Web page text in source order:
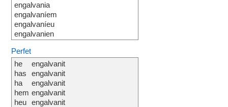
engalvania
engalvaníem
engalvaníeu
engalvanien
Perfet
he
has
ha
hem
heu
engalvanit
engalvanit
engalvanit
engalvanit
engalvanit